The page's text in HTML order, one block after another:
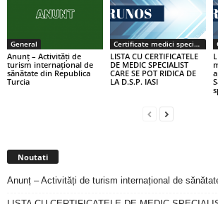
General
Anunț – Activități de
turism internațional de
sănătate din Republica
Turcia
Certificate medici specialiști / primari
LISTA CU CERTIFICATELE
DE MEDIC SPECIALIST
CARE SE POT RIDICA DE
LA D.S.P. IASI
Noutati
Anunț – Activități de turism internațional de